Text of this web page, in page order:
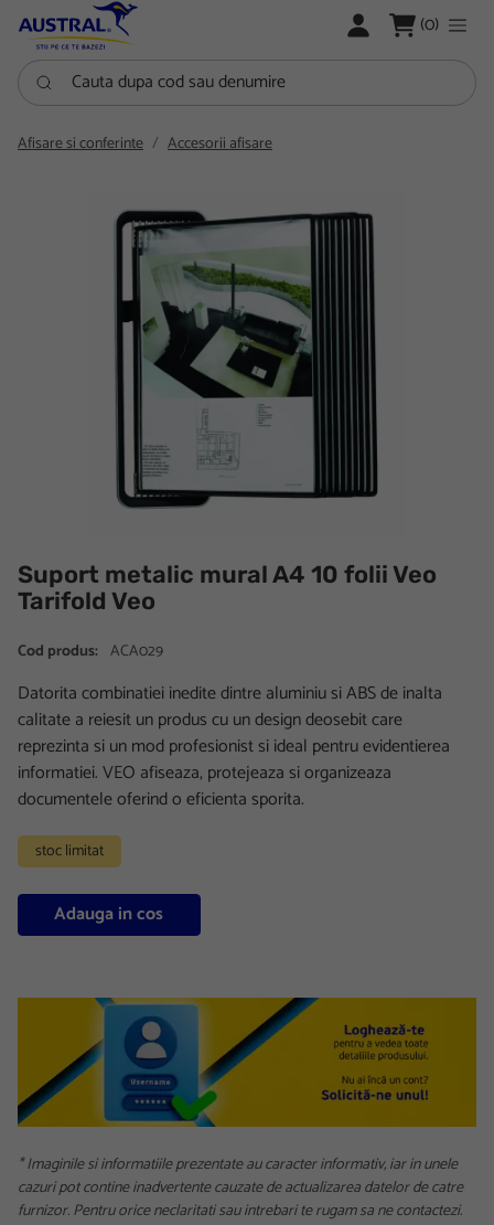
LOGARE (0)
Cauta dupa cod sau denumire
Afisare si conferinte Accesorii afisare
Suport metalic mural A4 10 folii Veo
Tarifold Veo
Cod produs: ACA029
Datorita combinatiei inedite dintre aluminiu si ABS de inalta
calitate a reiesit un produs cu un design deosebit care
reprezinta si un mod profesionist si ideal pentru evidentierea
informatiei. VEO afiseaza, protejeaza si organizeaza
documentele oferind o eficienta sporita.
stoc limitat
Adauga in cos
* Imaginile si informatiile prezentate au caracter informativ, iar in unele
cazuri pot contine inadvertente cauzate de actualizarea datelor de catre
furnizor. Pentru orice neclaritati sau intrebari te rugam sa ne contactezi.